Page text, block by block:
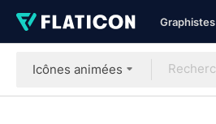
Graphistes
Icônes animées